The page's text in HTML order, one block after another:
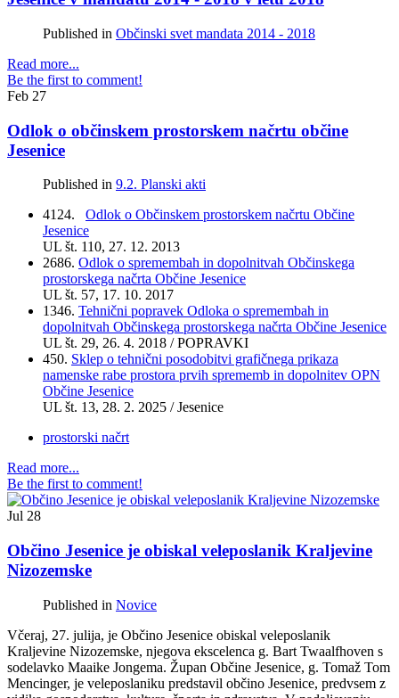
Published in Občinski svet mandata 2014 - 2018
Read more...
Be the first to comment!
Feb 27
Odlok o občinskem prostorskem načrtu občine
Jesenice
Published in 9.2. Planski akti
4124. Odlok o Občinskem prostorskem načrtu Občine
Jesenice
UL št. 110, 27. 12. 2013
2686. Odlok o spremembah in dopolnitvah Občinskega
prostorskega načrta Občine Jesenice
UL št. 57, 17. 10. 2017
1346. Tehnični popravek Odloka o spremembah in
dopolnitvah Občinskega prostorskega načrta Občine Jesenice
UL št. 29, 26. 4. 2018 / POPRAVKI
450. Sklep o tehnični posodobitvi grafičnega prikaza
namenske rabe prostora prvih sprememb in dopolnitev OPN
Občine Jesenice
UL št. 13, 28. 2. 2025 / Jesenice
prostorski načrt
Read more...
Be the first to comment!
Jul 28
Občino Jesenice je obiskal veleposlanik Kraljevine
Nizozemske
Published in Novice
Včeraj, 27. julija, je Občino Jesenice obiskal veleposlanik
Kraljevine Nizozemske, njegova ekscelenca g. Bart Twaalfhoven s
sodelavko Maaike Jongema. Župan Občine Jesenice, g. Tomaž Tom
Mencinger, je veleposlaniku predstavil občino Jesenice, predvsem z